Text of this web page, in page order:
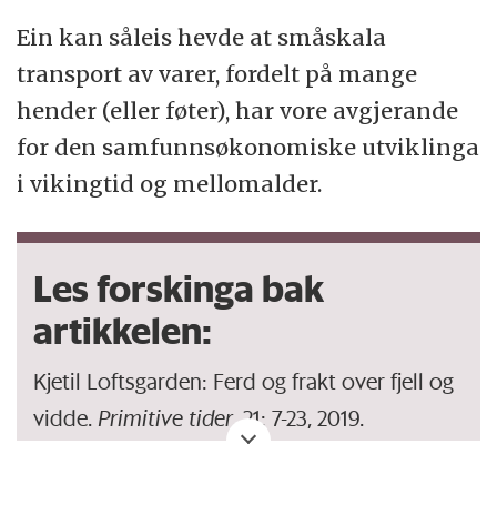
Ein kan såleis hevde at småskala
transport av varer, fordelt på mange
hender (eller føter), har vore avgjerande
for den samfunnsøkonomiske utviklinga
i vikingtid og mellomalder.
Les forskinga bak
artikkelen:
Kjetil Loftsgarden: Ferd og frakt over fjell og
vidde. Primitive tider, 21: 7-23, 2019.